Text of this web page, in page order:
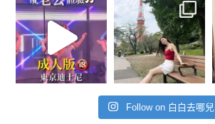
Follow on 白白去哪兒